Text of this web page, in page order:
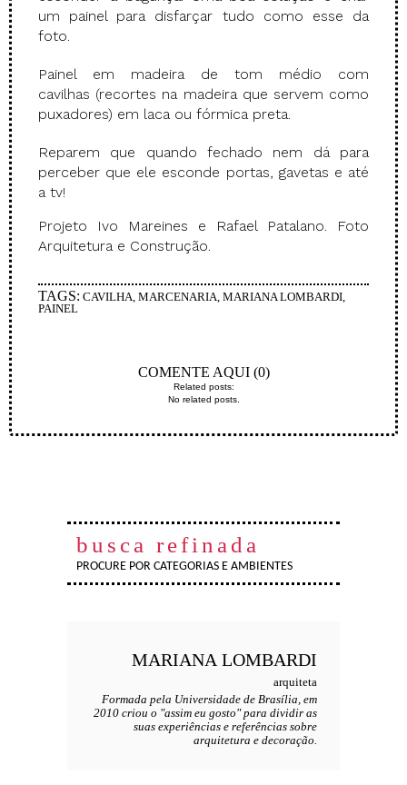
um painel para disfarçar tudo como esse da
foto.
Painel em madeira de tom médio com
cavilhas (recortes na madeira que servem como
puxadores) em laca ou fórmica preta.
Reparem que quando fechado nem dá para
perceber que ele esconde portas, gavetas e até
a tv!
Projeto Ivo Mareines e Rafael Patalano. Foto
Arquitetura e Construção.
TAGS: CAVILHA, MARCENARIA, MARIANA LOMBARDI,
PAINEL
COMENTE AQUI (0)
Related posts:
No related posts.
busca refinada
PROCURE POR CATEGORIAS E AMBIENTES
MARIANA LOMBARDI
arquiteta
Formada pela Universidade de Brasília, em
2010 criou o "assim eu gosto" para dividir as
suas experiências e referências sobre
arquitetura e decoração.